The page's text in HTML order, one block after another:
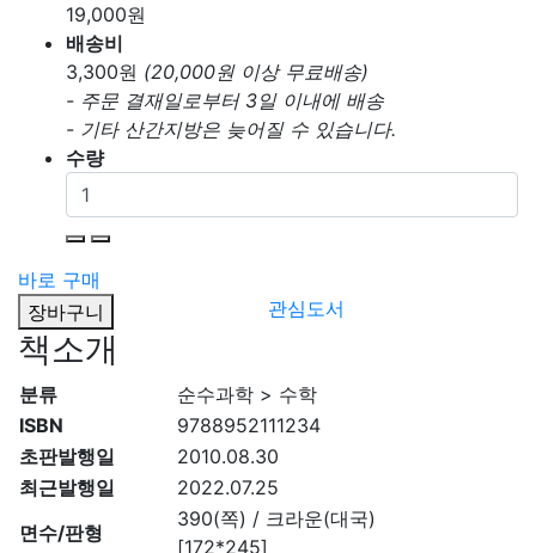
19,000원
배송비
3,300원 (20,000원 이상 무료배송)
- 주문 결재일로부터 3일 이내에 배송
- 기타 산간지방은 늦어질 수 있습니다.
수량
바로 구매
장바구니
관심도서
책소개
분류
순수과학 > 수학
ISBN
9788952111234
초판발행일
2010.08.30
최근발행일
2022.07.25
면수/판형
390(쪽) / 크라운(대국)
[172*245]